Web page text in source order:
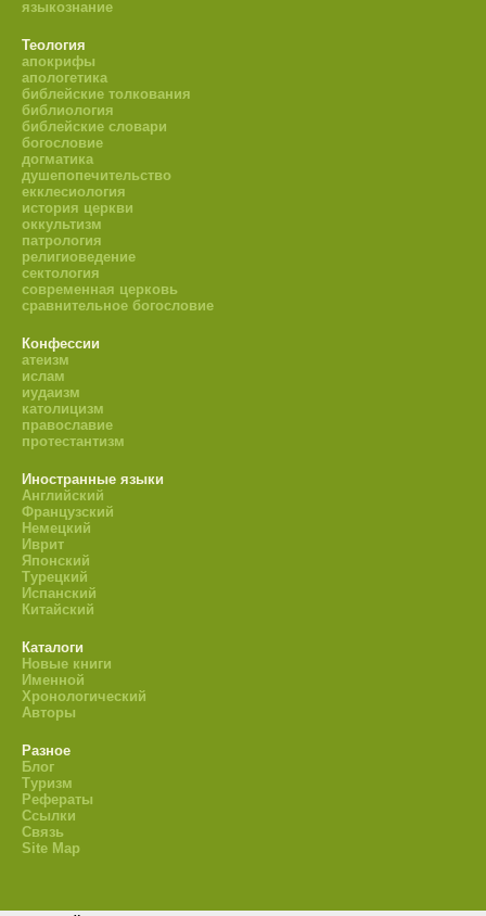
языкознание
Теология
апокрифы
апологетика
библейские толкования
библиология
библейские словари
богословие
догматика
душепопечительство
екклесиология
история церкви
оккультизм
патрология
религиоведение
сектология
современная церковь
сравнительное богословие
Конфессии
атеизм
ислам
иудаизм
католицизм
православие
протестантизм
Иностранные языки
Английский
Французский
Немецкий
Иврит
Японский
Турецкий
Испанский
Китайский
Каталоги
Новые книги
Именной
Хронологический
Авторы
Разное
Блог
Туризм
Рефераты
Ссылки
Связь
Site Map